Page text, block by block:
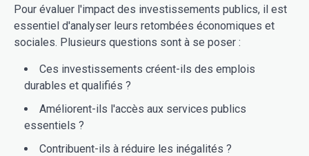
Pour évaluer l'impact des investissements publics, il est
essentiel d'analyser leurs retombées économiques et
sociales. Plusieurs questions sont à se poser :
Ces investissements créent-ils des emplois
durables et qualifiés ?
Améliorent-ils l'accès aux services publics
essentiels ?
Contribuent-ils à réduire les inégalités ?